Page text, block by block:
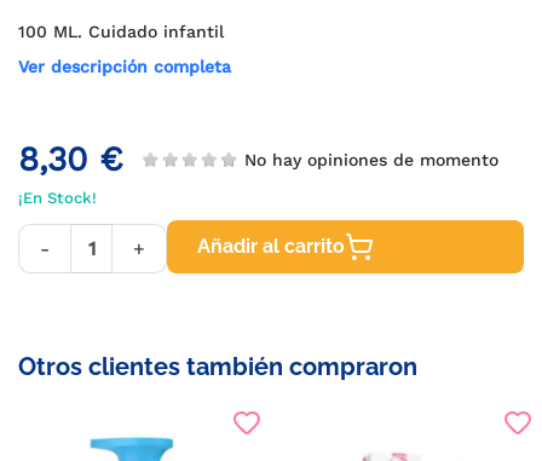
100 ML. Cuidado infantil
Ver descripción completa
8,30 € No hay opiniones de momento
¡En Stock!
- + Añadir al carrito
Otros clientes también compraron